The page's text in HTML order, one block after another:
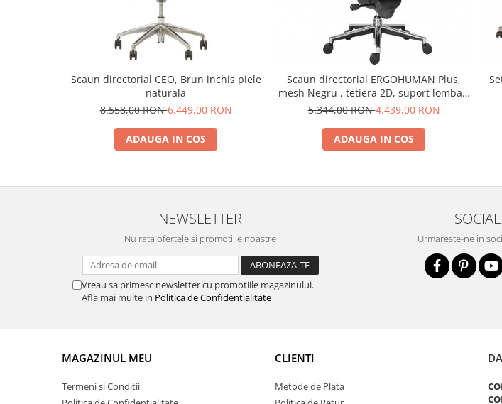
Scaun directorial CEO, Brun inchis piele
naturala
8.558,00 RON6.449,00 RON
ADAUGA IN COS
Scaun directorial ERGOHUMAN Plus,
mesh Negru , tetiera 2D, suport lombar,
brate reglabile 3D
5.344,00 RON4.439,00 RON
ADAUGA IN COS
NEWSLETTER
Nu rata ofertele si promotiile noastre
Vreau sa primesc newsletter cu promotiile magazinului.
Afla mai multe in Politica de Confidentialitate
SOCIAL
Urmareste-ne in
MAGAZINUL MEU
Termeni si Conditii
CLIENTI
Metode de Plata